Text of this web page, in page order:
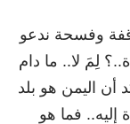
وفسحة ندعو
لِمَ لا.. ما دام
أن اليمن هو بلد
إليه.. فما هو